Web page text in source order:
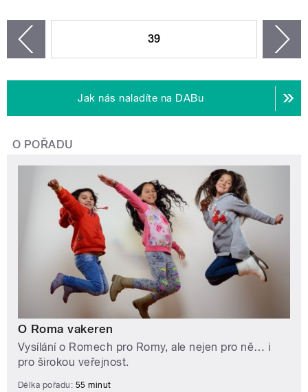
39
Jak nás naladíte na DABu
O POŘADU
O Roma vakeren
Vysílání o Romech pro Romy, ale nejen pro ně… i
pro širokou veřejnost.
Délka pořadu: 55 minut